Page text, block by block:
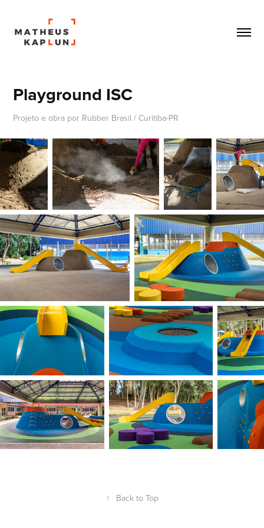
Playground ISC
Projeto e obra por Rubber Brasil / Curitiba-PR
↑ Back to Top